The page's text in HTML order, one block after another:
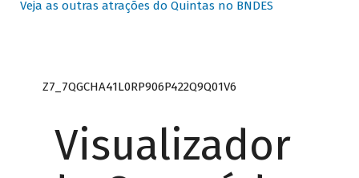
Veja as outras atrações do Quintas no BNDES
Z7_7QGCHA41L0RP906P422Q9Q01V6
Visualizador